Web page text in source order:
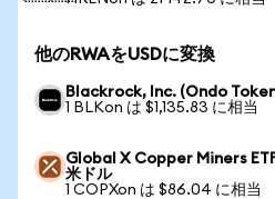
他のRWAをUSDに変換
Blackrock, Inc. (Ondo
1 BLKon は $1,135.83 に相当
Global X Copper Miners
米ドル
1 COPXon は $86.04 に相当